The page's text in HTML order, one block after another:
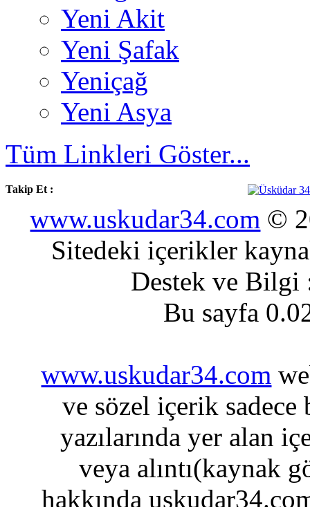
Yeni Akit
Yeni Şafak
Yeniçağ
Yeni Asya
Tüm Linkleri Göster...
Takip Et :
www.uskudar34.com ©
Sitedeki içerikler
Destek ve
Bu sayfa
www.uskudar34.com
ve sözel içerik sadece
yazılarında yer alan
veya alıntı(kaynak
hakkında